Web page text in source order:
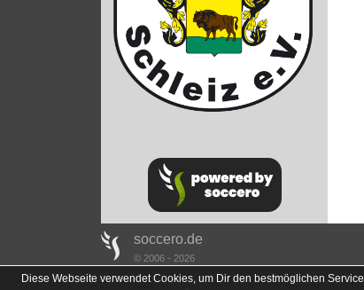
soccero.de
© 2006 - 2026
Diese Webseite verwendet Cookies, um Dir den bestmöglichen